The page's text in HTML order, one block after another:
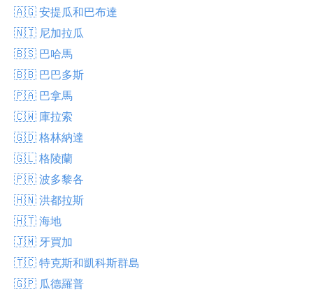
🇦🇬 安提瓜和巴布達
🇳🇮 尼加拉瓜
🇧🇸 巴哈馬
🇧🇧 巴巴多斯
🇵🇦 巴拿馬
🇨🇼 庫拉索
🇬🇩 格林納達
🇬🇱 格陵蘭
🇵🇷 波多黎各
🇭🇳 洪都拉斯
🇭🇹 海地
🇯🇲 牙買加
🇹🇨 特克斯和凱科斯群島
🇬🇵 瓜德羅普